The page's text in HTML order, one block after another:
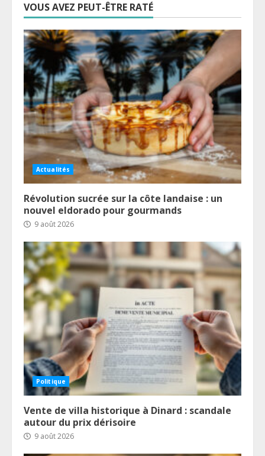
VOUS AVEZ PEUT-ÊTRE RATÉ
Actualités
Révolution sucrée sur la côte landaise : un
nouvel eldorado pour gourmands
9 août 2026
Politique
Vente de villa historique à Dinard : scandale
autour du prix dérisoire
9 août 2026